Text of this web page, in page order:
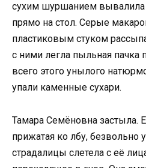
сухим шуршанием
прямо на стол. Серые
пластиковым стуком
с ними легла пыльная пачка
всего этого унылого
упали каменные сухари.
Тамара Семёновна застыла.
прижатая ко лбу, безвольно
страдалицы слетела с её